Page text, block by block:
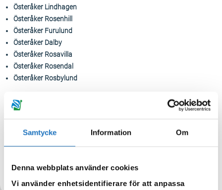
Samtycke Information Om
Denna webbplats använder cookies
Vi använder enhetsidentifierare för att anpassa
Österåker Lindhagen
Österåker Rosenhill
Österåker Furulund
Österåker Dalby
Österåker Rosavilla
Österåker Rosendal
Österåker Rosbylund
Beräknad sluttid: 17:00. Observera att sluttiden kan förändras
utifrån hur arbetet går.
Tappa gärna upp vatten för eget behov. När vattnet släpps på igen
TILLBAKA